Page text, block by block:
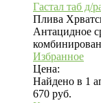
Гастал таб д/
Плива
Антацидное
Избранное
Цена:
Найдено в 1
670 руб.